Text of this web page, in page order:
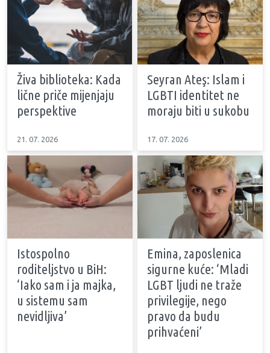
Živa biblioteka: Kada
lične priče mijenjaju
perspektive
21. 07. 2026
Seyran Ateş: Islam i
LGBTI identitet ne
moraju biti u sukobu
17. 07. 2026
Istospolno
roditeljstvo u BiH:
‘Iako sam i ja majka,
u sistemu sam
nevidljiva’
Emina, zaposlenica
sigurne kuće: ‘Mladi
LGBT ljudi ne traže
privilegije, nego
pravo da budu
prihvaćeni’